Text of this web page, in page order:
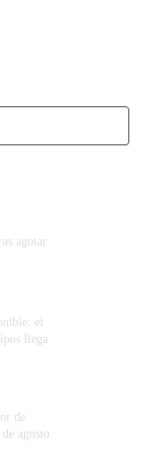
agotar
el
llega
de
agosto